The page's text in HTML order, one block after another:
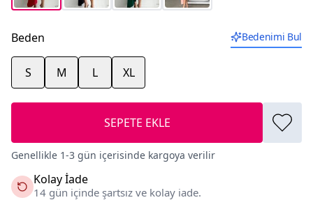
Beden Bedenimi Bul
S M L XL
SEPETE EKLE
Genellikle 1-3 gün içerisinde kargoya verilir
Kolay İade
14 gün içinde şartsız ve kolay iade.